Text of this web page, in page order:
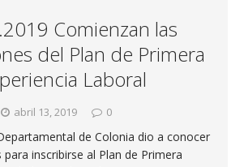
Comienzan las
del Plan de Primera
Laboral
abril 13, 2019 0
de Colonia dio a conocer
para inscribirse al Plan de Primera